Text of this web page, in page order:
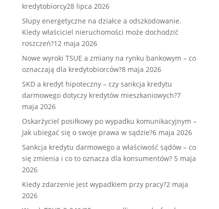
kredytobiorcy28 lipca 2026
Słupy energetyczne na działce a odszkodowanie.
Kiedy właściciel nieruchomości może dochodzić
roszczeń?12 maja 2026
Nowe wyroki TSUE a zmiany na rynku bankowym – co
oznaczają dla kredytobiorców?8 maja 2026
SKD a kredyt hipoteczny – czy sankcja kredytu
darmowego dotyczy kredytów mieszkaniowych?7
maja 2026
Oskarżyciel posiłkowy po wypadku komunikacyjnym –
Jak ubiegać się o swoje prawa w sądzie?6 maja 2026
Sankcja kredytu darmowego a właściwość sądów – co
się zmienia i co to oznacza dla konsumentów? 5 maja
2026
Kiedy zdarzenie jest wypadkiem przy pracy?2 maja
2026